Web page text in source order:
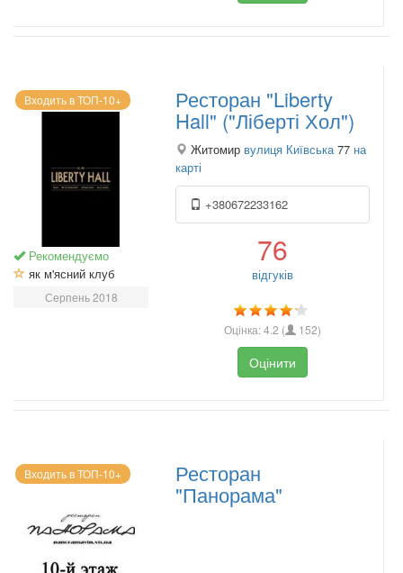
Входить в ТОП-10+
Рекомендуємо
як м'ясний клуб
Серпень 2018
Ресторан "Liberty
Hall" ("Ліберті Хол")
Житомир вулиця Київська77 на
карті
+380672233162
76
відгуків
Оцінка:4.2 ( 152)
Оцінити
Входить в ТОП-10+ Ресторан
"Панорама"